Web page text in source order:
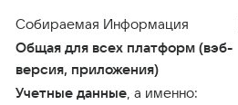
Собираемая Информация
Общая для всех платформ (вэб-
версия, приложения)
Учетные данные, а именно: